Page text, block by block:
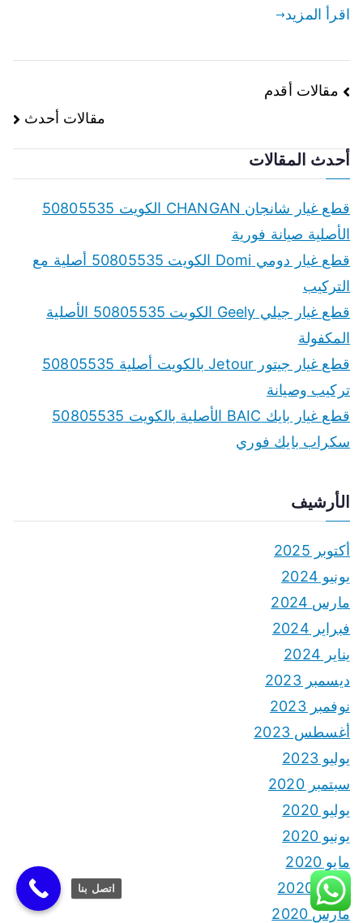
اقرأ المزيد
تصفّح
مقالات أقدم
مقالات أحدث
أحدث المقالات
قطع غيار شانجان CHANGAN الكويت 50805535
الأصلية صيانة فورية
قطع غيار دومي Domi الكويت 50805535 أصلية مع
التركيب
قطع غيار جيلي Geely الكويت 50805535 الأصلية
المكفولة
قطع غيار جيتور Jetour بالكويت أصلية 50805535
تركيب وصيانة
قطع غيار بايك BAIC الأصلية بالكويت 50805535
سكراب بايك فوري
الأرشيف
أكتوبر 2025
يونيو 2024
مارس 2024
فبراير 2024
يناير 2024
ديسمبر 2023
نوفمبر 2023
أغسطس 2023
يوليو 2023
سبتمبر 2020
يوليو 2020
يونيو 2020
مايو 2020
أبريل 2020
مارس 2020
اتصل بنا